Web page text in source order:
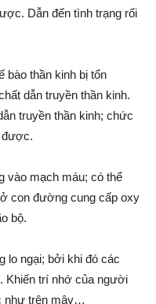
Dẫn đến tình trạng rối
bào thần kinh bị tổn
dẫn truyền thần kinh.
truyền thần kinh; chức
được.
vào mạch máu; có thể
con đường cung cấp oxy
bộ.
lo ngại; bởi khi đó các
Khiến trí nhớ của người
như trên mây…